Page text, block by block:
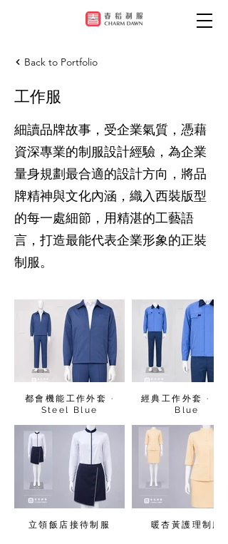
Back to Portfolio
工作服
細讀品牌故事，受企業氣質，憑藉
資深專業的制服設計經驗，為企業
量身規劃最合適的設計方向，將品
牌精神與文化內涵，織入西裝版型
的每一處細節，用精湛的工藝語
言，打造最能代表企業形象的正裝
制服。
都會機能工作外套 ·
Steel Blue
經典工作外套 · Sky
Blue
立領飯店接待制服 暖杏黃護理制服